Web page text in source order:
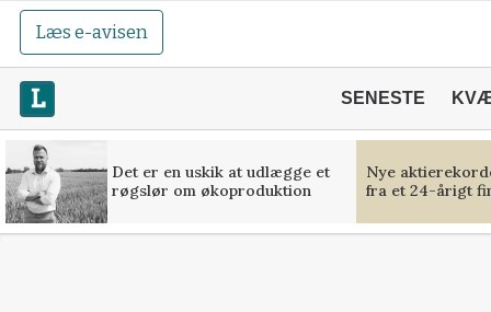
Læs e-avisen
SENESTE
Det er en uskik at udlægge et
røgslør om økoproduktion
Nye
fra et 24-årigt